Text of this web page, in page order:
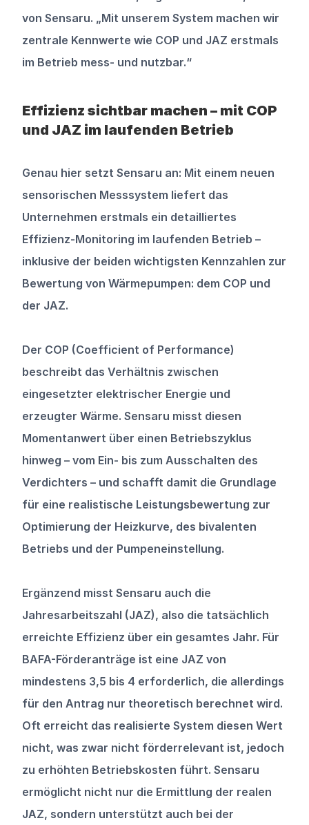
von Sensaru. „Mit unserem System machen wir
zentrale Kennwerte wie COP und JAZ erstmals
im Betrieb mess- und nutzbar.“
Effizienz sichtbar machen – mit COP
und JAZ im laufenden Betrieb
Genau hier setzt Sensaru an: Mit einem neuen
sensorischen Messsystem liefert das
Unternehmen erstmals ein detailliertes
Effizienz-Monitoring im laufenden Betrieb –
inklusive der beiden wichtigsten Kennzahlen zur
Bewertung von Wärmepumpen: dem COP und
der JAZ.
Der COP (Coefficient of Performance)
beschreibt das Verhältnis zwischen
eingesetzter elektrischer Energie und
erzeugter Wärme. Sensaru misst diesen
Momentanwert über einen Betriebszyklus
hinweg – vom Ein- bis zum Ausschalten des
Verdichters – und schafft damit die Grundlage
für eine realistische Leistungsbewertung zur
Optimierung der Heizkurve, des bivalenten
Betriebs und der Pumpeneinstellung.
Ergänzend misst Sensaru auch die
Jahresarbeitszahl (JAZ), also die tatsächlich
erreichte Effizienz über ein gesamtes Jahr. Für
BAFA-Förderanträge ist eine JAZ von
mindestens 3,5 bis 4 erforderlich, die allerdings
für den Antrag nur theoretisch berechnet wird.
Oft erreicht das realisierte System diesen Wert
nicht, was zwar nicht förderrelevant ist, jedoch
zu erhöhten Betriebskosten führt. Sensaru
ermöglicht nicht nur die Ermittlung der realen
JAZ, sondern unterstützt auch bei der